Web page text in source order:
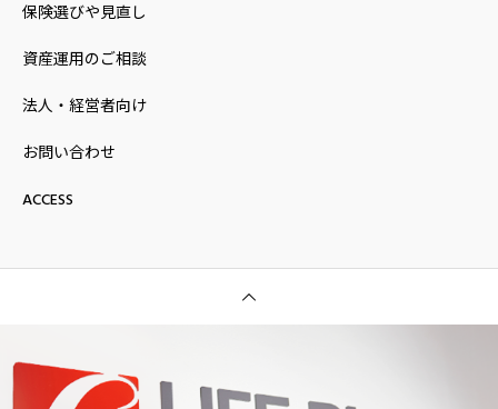
保険選びや見直し
資産運用のご相談
法人・経営者向け
お問い合わせ
ACCESS